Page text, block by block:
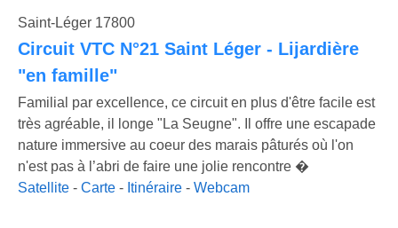
Saint-Léger 17800
Circuit VTC N°21 Saint Léger - Lijardière
"en famille"
Familial par excellence, ce circuit en plus d'être facile est
très agréable, il longe "La Seugne". Il offre une escapade
nature immersive au coeur des marais pâturés où l'on
n'est pas à l’abri de faire une jolie rencontre �
Satellite - Carte - Itinéraire - Webcam